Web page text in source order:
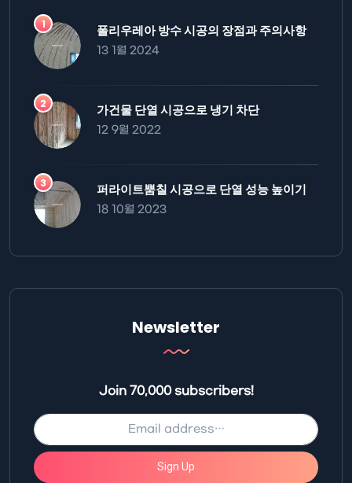
폴리우레아 방수 시공의 장점과 주의사항
13 1월 2024
가건물 단열 시공으로 냉기 차단
12 9월 2022
퍼라이트뿜칠 시공으로 단열 성능 높이기
18 10월 2023
Newsletter
Join 70,000 subscribers!
Sign Up